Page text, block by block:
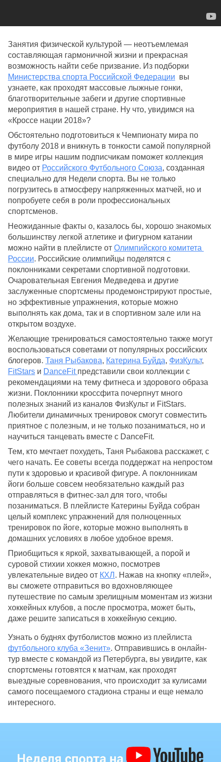
Занятия физической культурой — неотъемлемая
составляющая гармоничной жизни и прекрасная
Министерства спорта Российской Федерации вы
узнаете, как проходят массовые лыжные гонки,
благотворительные забеги и другие спортивные
мероприятия в нашей стране. Ну что, увидимся на
«Кроссе нации 2018»?
Обстоятельно подготовиться к Чемпионату мира по
футболу 2018 и вникнуть в тонкости самой популярной
в мире игры нашим подписчикам поможет коллекция
видео от Российского Футбольного Союза, созданная
специально для Недели спорта. Вы не только
погрузитесь в атмосферу напряженных матчей, но и
попробуете себя в роли профессиональных
спортсменов.
Неожиданные факты о, казалось бы, хорошо знакомых
большинству легкой атлетике и фигурном катании
можно найти в плейлисте от Олимпийского комитета
России. Российские олимпийцы поделятся с
поклонниками секретами спортивной подготовки.
Очаровательная Евгения Медведева и другие
заслуженные спортсмены продемонстрируют простые,
но эффективные упражнения, которые можно
выполнять как дома, так и в спортивном зале или на
открытом воздухе.
Желающие тренироваться самостоятельно также могут
воспользоваться советами от популярных российских
блогеров. Таня Рыбакова, Катерина Буйда, ФизКульт
FitStars и DanceFit представили свои коллекции с
рекомендациями на тему фитнеса и здорового образа
жизни. Поклонники кроссфита почерпнут много
полезных знаний из каналов ФизКульт и FitStars.
Любители динамичных тренировок смогут совместить
приятное с полезным, и не только позаниматься, но и
научиться танцевать вместе с DanceFit.
Тем, кто мечтает похудеть, Таня Рыбакова расскажет, с
чего начать. Ее советы всегда поддержат на непростом
пути к здоровью и красивой фигуре. А поклонникам
йоги больше совсем необязательно каждый раз
отправляться в фитнес-зал для того, чтобы
позаниматься. В плейлисте Катерины Буйда собран
целый комплекс упражнений для полноценных
тренировок по йоге, которые можно выполнять в
домашних условиях в любое удобное время.
Приобщиться к яркой, захватывающей, а порой и
суровой стихии хоккея можно, посмотрев
увлекательные видео от КХЛ . Нажав на кнопку «плей»,
вы сможете отправиться во вдохновляющее
путешествие по самым зрелищным моментам из жизни
хоккейных клубов, а после просмотра, может быть,
даже решите записаться в хоккейную секцию.
футбольного клуба «Зенит». Отправившись в онлайн-
тур вместе с командой из Петербурга, вы увидите, как
спортсмены готовятся к матчам, как проходят
выездные соревнования, что происходит за кулисами
самого посещаемого стадиона страны и еще немало
интересного.